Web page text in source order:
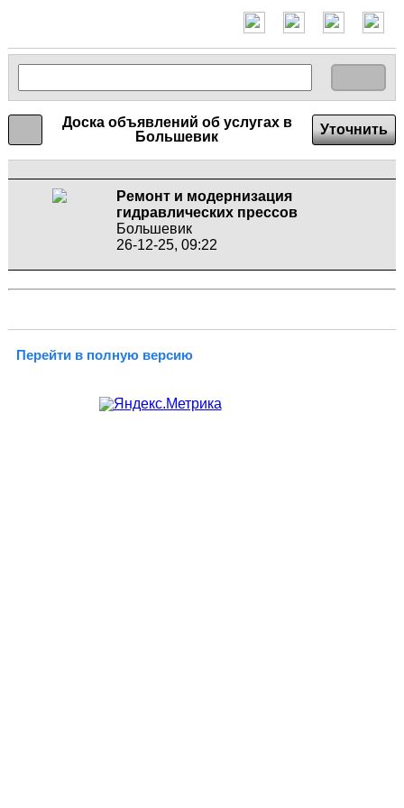
Доска объявлений об услугах в
Большевик
Уточнить
Ремонт и модернизация
гидравлических прессов
Большевик
26-12-25, 09:22
Перейти в полную версию